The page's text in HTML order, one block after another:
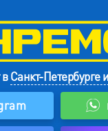
вСанкт-Петербурге